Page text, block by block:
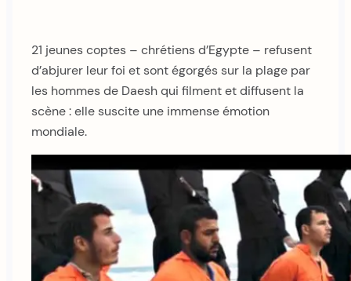
21 jeunes coptes – chrétiens d’Egypte – refusent
d’abjurer leur foi et sont égorgés sur la plage par
les hommes de Daesh qui filment et diffusent la
scène : elle suscite une immense émotion
mondiale.